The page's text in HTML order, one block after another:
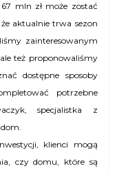
mln zł może zostać
aktualnie trwa sezon
zainteresowanym
też proponowaliśmy
dostępne sposoby
potrzebne
specjalistka z
klienci mogą
czy domu, które są